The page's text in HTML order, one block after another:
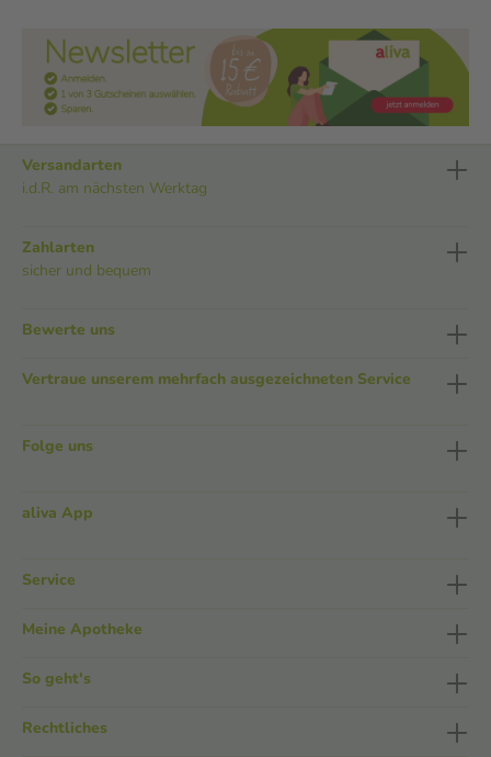
Versandarten
i.d.R. am nächsten Werktag
Zahlarten
sicher und bequem
Bewerte uns
Vertraue unserem mehrfach ausgezeichneten Service
Folge uns
aliva App
Service
Meine Apotheke
So geht's
Rechtliches